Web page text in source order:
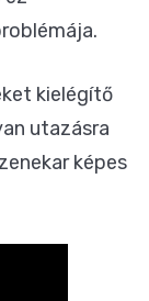
kielégítő
utazásra
képes